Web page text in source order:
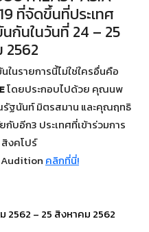
ที่จัดขึ้นที่ประเทศ
กันในวันที่ 24 – 25
2562
นรายการนี้ไม่ใช่ใครอื่นคือ
โดยประกอบไปด้วย คุณนพ
ฐนันท์ มิตรสมาน และคุณฤทธิ
กับอีก3 ประเทศที่เข้าร่วมการ
งคโปร์
Audition คลิกที่นี่!
2562 – 25 สิงหาคม 2562